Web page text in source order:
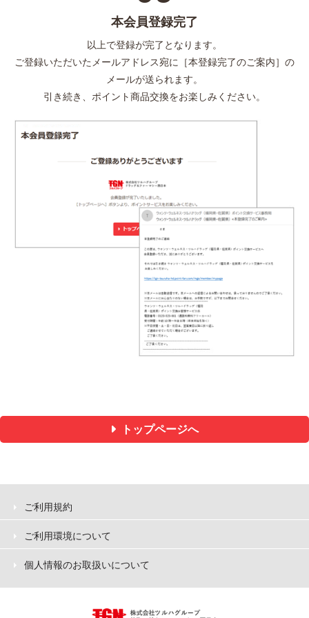
本会員登録完了
以上で登録が完了となります。
ご登録いただいたメールアドレス宛に［本登録完了のご案内］の
メールが送られます。
引き続き、ポイント商品交換をお楽しみください。
トップページへ
ご利用規約
ご利用環境について
個人情報のお取扱いについて